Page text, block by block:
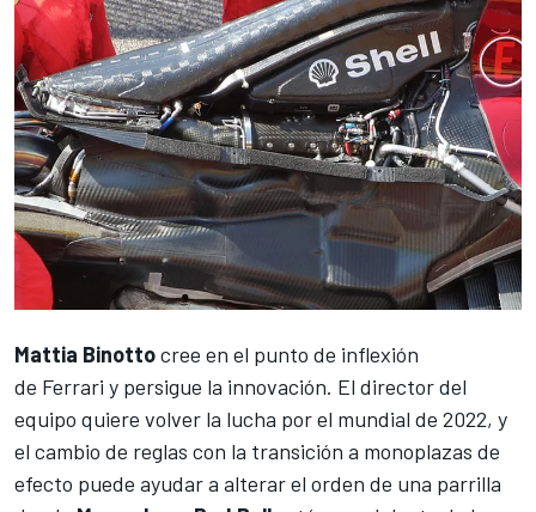
Mattia Binottocree en el punto de inflexión
de Ferrari y persigue la innovación. El director del
equipo quiere volver la lucha por el mundial de 2022, y
el cambio de reglas con la transición a monoplazas de
efecto puede ayudar a alterar el orden de una parrilla